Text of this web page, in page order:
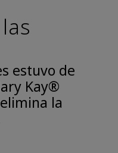
estuvo de
Kay®
la